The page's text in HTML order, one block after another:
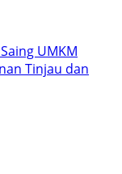
UMKM
Tinjau dan